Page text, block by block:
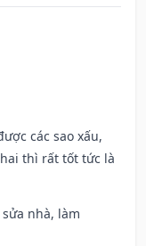
các sao xấu,
thì rất tốt tức là
nhà, làm